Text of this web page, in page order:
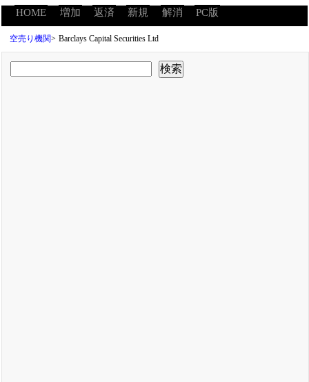
HOME 増加 返済 新規 解消 PC版
空売り機関> Barclays Capital Securities Ltd